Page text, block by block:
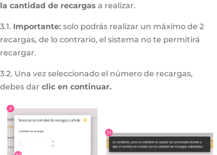
la cantidad de recargas a realizar.
3.1. Importante: solo podrás realizar un máximo de 2
recargas, de lo contrario, el sistema no te permitirá
recargar.
3.2. Una vez seleccionado el número de recargas,
debes dar clic en continuar.